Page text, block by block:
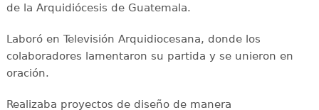
de la Arquidiócesis de Guatemala.
Laboró en Televisión Arquidiocesana, donde los
colaboradores lamentaron su partida y se unieron en
oración.
Realizaba proyectos de diseño de manera